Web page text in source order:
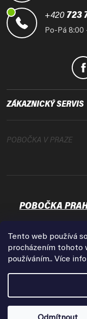
Tento web používá
procházením tohoto
používáním.. Více
+420 723
Po-Pá 8:00
ZÁKAZNICKÝ SERVIS
POBOČKA V PRAZE
POBOČKA
17000 Praha -
Zobrazit na mapě
Copyright 2026